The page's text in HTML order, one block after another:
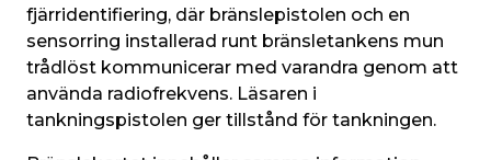
fjärridentifiering, där bränslepistolen och en
sensorring installerad runt bränsletankens mun
trådlöst kommunicerar med varandra genom att
använda radiofrekvens. Läsaren i
tankningspistolen ger tillstånd för tankningen.